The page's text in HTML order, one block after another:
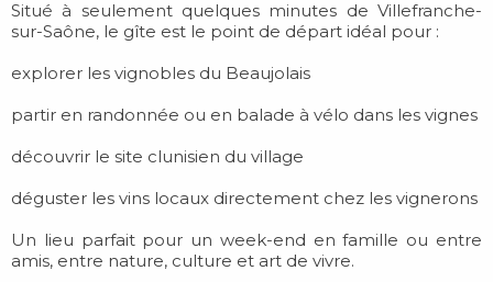
Situé à seulement quelques minutes de Villefranche-
sur-Saône, le gîte est le point de départ idéal pour :
explorer les vignobles du Beaujolais
partir en randonnée ou en balade à vélo dans les vignes
découvrir le site clunisien du village
déguster les vins locaux directement chez les vignerons
Un lieu parfait pour un week-end en famille ou entre
amis, entre nature, culture et art de vivre.